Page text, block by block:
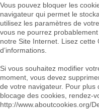
Vous pouvez bloquer les
navigateur qui permet le
utilisez les paramètres de
vous ne pourrez
notre Site Internet. Lisez cette
d’informations.
Si vous souhaitez modifier
moment, vous devez
de votre navigateur. Pour plus
blocage des cookies, rendez-
http://www.aboutcookies.org/